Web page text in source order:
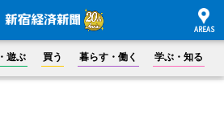
遊ぶ 買う 暮らす・働く 学ぶ・知る